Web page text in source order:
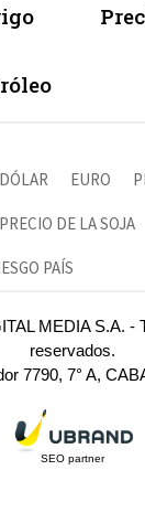
DÓLAR EURO
PRECIO DE LA SOJA
PAÍS
MEDIA S.A. -
reservados.
7790, 7° A,
SEO partner